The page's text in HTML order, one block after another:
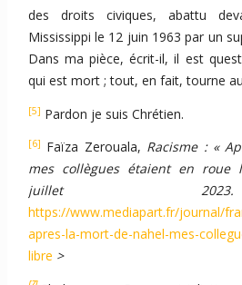
des droits civiques, abattu
Mississippi le 12 juin 1963 par un
Dans ma pièce, écrit-il, il est
qui est mort ; tout, en fait, tourne
[5] Pardon je suis Chrétien.
[6] Faïza Zerouala, Racisme : «
mes collègues étaient en roue
juillet
https://www.mediapart.fr/journal/
apres-la-mort-de-nahel-mes-
libre >
[7]